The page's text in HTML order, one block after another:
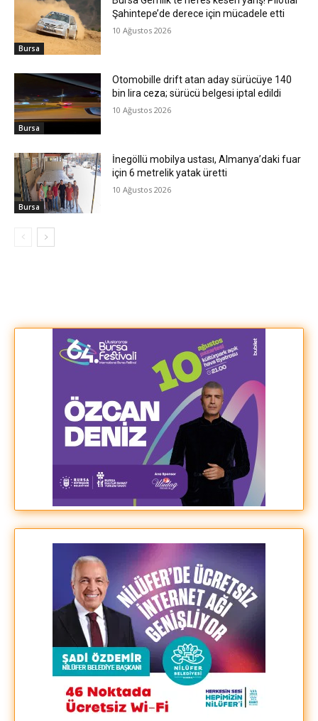
Bursa
Şahintepe’de derece için mücadele etti
10 Ağustos 2026
Bursa
Otomobille drift atan aday sürücüye 140
bin lira ceza; sürücü belgesi iptal edildi
10 Ağustos 2026
Bursa
İnegöllü mobilya ustası, Almanya’daki fuar
için 6 metrelik yatak üretti
10 Ağustos 2026